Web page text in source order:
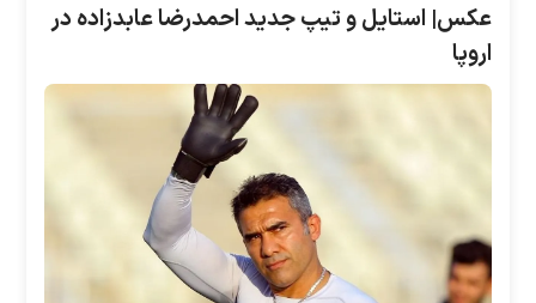
عکس| استایل و تیپ جدید احمدرضا عابدزاده در
اروپا